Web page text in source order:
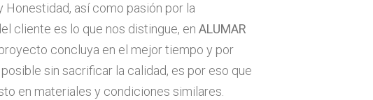
Honestidad, así como pasión por la
cliente es lo que nos distingue, en ALUMAR
concluya en el mejor tiempo y por
sin sacrificar la calidad, es por eso que
en materiales y condiciones similares.